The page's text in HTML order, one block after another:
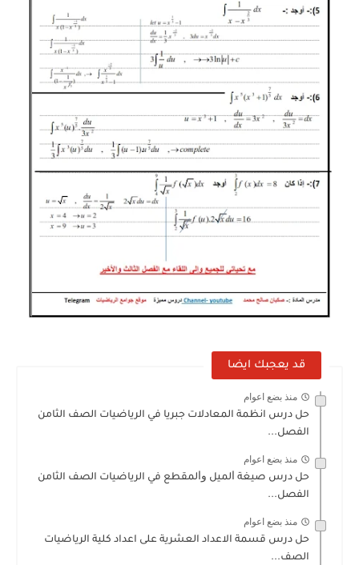
قد يعجبك ايضا
منذ بضع اعوام
حل درس انظمة المعادلات جبريا في الرياضيات الصف الثامن
الفصل...
منذ بضع اعوام
حل درس ﺻﻴﻐﺔ ﺍﻟﻤﻴﻞ ﻭﺍﻟﻤﻘﻄﻊ في الرياضيات الصف الثامن
الفصل...
منذ بضع اعوام
حل درس قسمة الاعداد العشرية على اعداد كلية الرياضيات
الصف...